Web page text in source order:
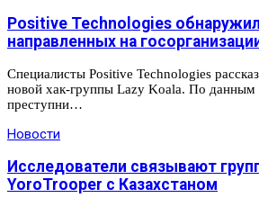
Positive Technologies
направленных на
Специалисты Positive Technologies
новой хак-группы Lazy Koala. По данным
преступни…
Новости
Исследователи связывают
YoroTrooper с Казахстаном